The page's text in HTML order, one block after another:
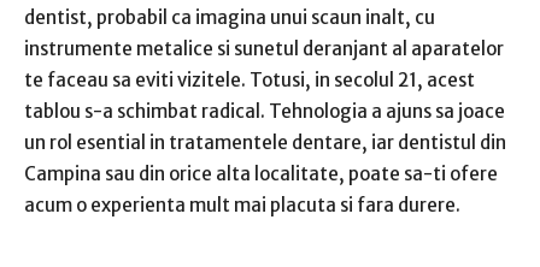
dentist, probabil ca imagina unui scaun inalt, cu
instrumente metalice si sunetul deranjant al aparatelor
te faceau sa eviti vizitele. Totusi, in secolul 21, acest
tablou s-a schimbat radical. Tehnologia a ajuns sa joace
un rol esential in tratamentele dentare, iar dentistul din
Campina sau din orice alta localitate, poate sa-ti ofere
acum o experienta mult mai placuta si fara durere.